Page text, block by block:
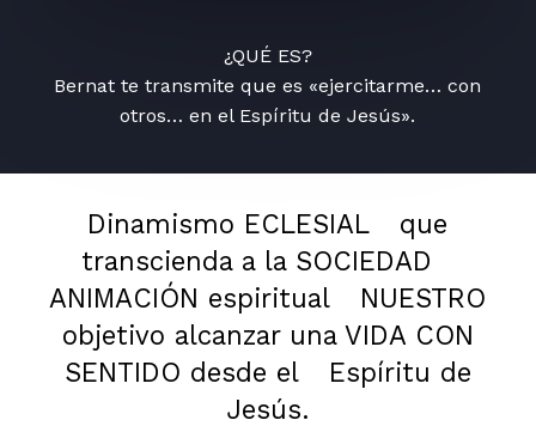
¿QUÉ ES?
Bernat te transmite que es «ejercitarme… con
otros… en el Espíritu de Jesús».
Dinamismo ECLESIAL
que
transcienda a la SOCIEDAD
ANIMACIÓN espiritual
NUESTRO
objetivo alcanzar una VIDA CON
SENTIDO desde el
Espíritu de
Jesús.